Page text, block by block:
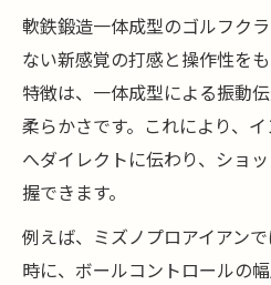
軟鉄鍛造一体成型のゴルフク
ない新感覚の打感と操作性を
特徴は、一体成型による振動
柔らかさです。これにより、
へダイレクトに伝わり、ショ
握できます。
例えば、ミズノプロアイアン
時に、ボールコントロールの